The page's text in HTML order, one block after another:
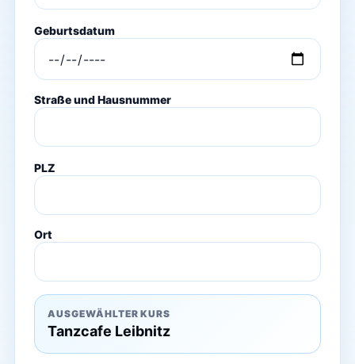
Geburtsdatum
Straße und Hausnummer
PLZ
Ort
AUSGEWÄHLTER KURS
Tanzcafe Leibnitz